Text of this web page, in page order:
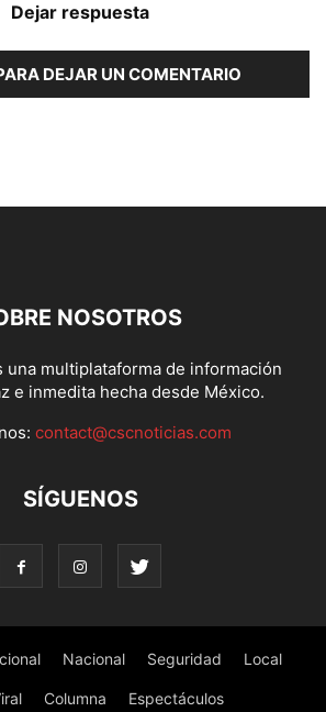
Dejar respuesta
DEJAR UN COMENTARIO
NOSOTROS
una multiplataforma de información
e inmedita hecha desde México.
contact@cscnoticias.com
SÍGUENOS
Nacional Seguridad Local
Columna Espectáculos